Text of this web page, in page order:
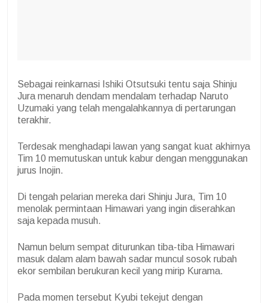
Sebagai reinkarnasi Ishiki Otsutsuki tentu saja Shinju
Jura menaruh dendam mendalam terhadap Naruto
Uzumaki yang telah mengalahkannya di pertarungan
terakhir.
Terdesak menghadapi lawan yang sangat kuat akhirnya
Tim 10 memutuskan untuk kabur dengan menggunakan
jurus Inojin.
Di tengah pelarian mereka dari Shinju Jura, Tim 10
menolak permintaan Himawari yang ingin diserahkan
saja kepada musuh.
Namun belum sempat diturunkan tiba-tiba Himawari
masuk dalam alam bawah sadar muncul sosok rubah
ekor sembilan berukuran kecil yang mirip Kurama.
Pada momen tersebut Kyubi tekejut dengan